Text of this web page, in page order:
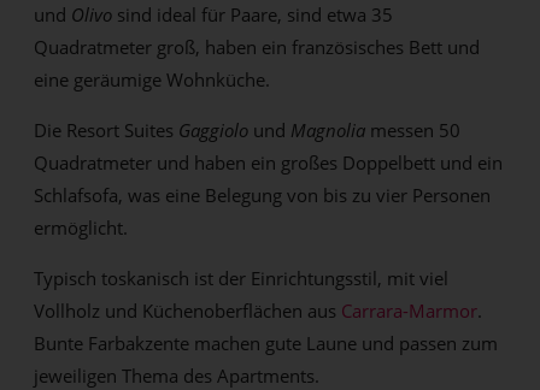
und Olivo sind ideal für Paare, sind etwa 35
Quadratmeter groß, haben ein französisches Bett und
eine geräumige Wohnküche.
Die Resort Suites Gaggiolo und Magnolia messen 50
Quadratmeter und haben ein großes Doppelbett und ein
Schlafsofa, was eine Belegung von bis zu vier Personen
ermöglicht.
Typisch toskanisch ist der Einrichtungsstil, mit viel
Vollholz und Küchenoberflächen aus Carrara-Marmor.
Bunte Farbakzente machen gute Laune und passen zum
jeweiligen Thema des Apartments.